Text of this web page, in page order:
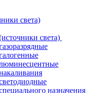
света)
света)
назначения